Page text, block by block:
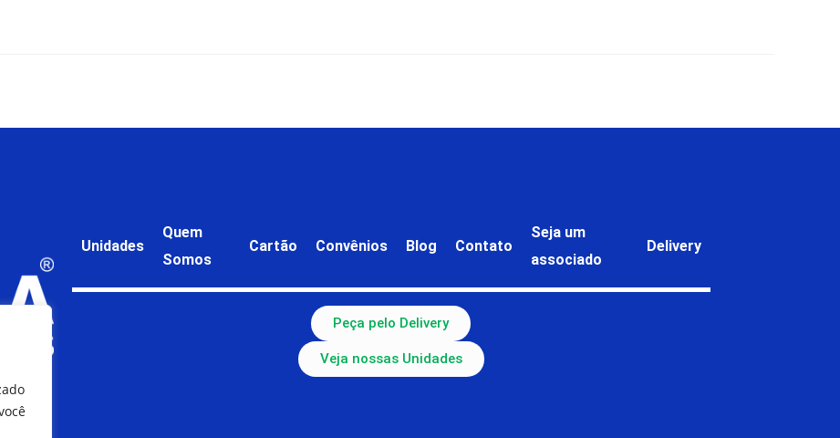
Unidades
Quem
Somos
Cartão Convênios Blog Contato
Seja um
associado
Delivery
Peça pelo Delivery
Veja nossas Unidades